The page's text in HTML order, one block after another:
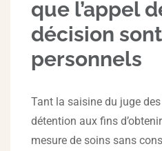
que l’appel
décision
personnels
Tant la saisine du juge
détention aux fins
mesure de soins sans